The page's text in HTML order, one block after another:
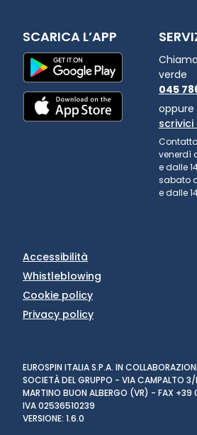
SCARICA L’APP
verde
045
oppure
venerdì
e dalle
sabato
e dalle
Accessibilità
Whistleblowing
Cookie policy
Privacy policy
EUROSPIN ITALIA S.P.A. IN
SOCIETÀ DEL GRUPPO - VIA CAMPALTO
MARTINO BUON ALBERGO (VR) - FAX
IVA 02536510239
VERSIONE: 1.6.0